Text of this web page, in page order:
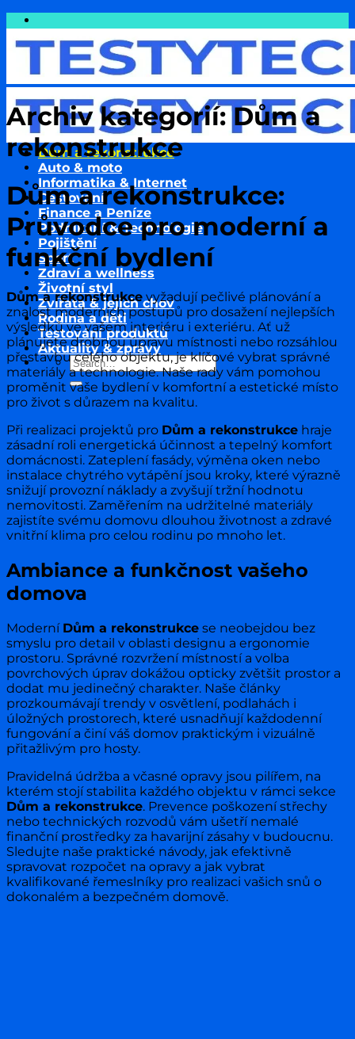
Přeskočit
obsah
Dům a rekonstrukce
Auto & moto
Informatika & Internet
Cestování
Finance a Peníze
Podnikání & Technologie
Pojištění
Sport
Zdraví a wellness
Životní styl
Zvířata & jejich chov
Rodina a děti
Testování produktů
Aktuality & zprávy
Archiv kategorií:Dům a
rekonstrukce
Dům a rekonstrukce:
Průvodce pro moderní a
funkční bydlení
Dům a rekonstrukcevyžadují pečlivé plánování a
znalost moderních postupů pro dosažení nejlepších
výsledků ve vašem interiéru i exteriéru. Ať už
plánujete drobnou úpravu místnosti nebo rozsáhlou
přestavbu celého objektu, je klíčové vybrat správné
materiály a technologie. Naše rady vám pomohou
proměnit vaše bydlení v komfortní a estetické místo
pro život s důrazem na kvalitu.
Při realizaci projektů pro Dům a rekonstrukce hraje
zásadní roli energetická účinnost a tepelný komfort
domácnosti. Zateplení fasády, výměna oken nebo
instalace chytrého vytápění jsou kroky, které výrazně
snižují provozní náklady a zvyšují tržní hodnotu
nemovitosti. Zaměřením na udržitelné materiály
zajistíte svému domovu dlouhou životnost a zdravé
vnitřní klima pro celou rodinu po mnoho let.
Ambiance a funkčnost vašeho
domova
Moderní Dům a rekonstrukce se neobejdou bez
smyslu pro detail v oblasti designu a ergonomie
prostoru. Správné rozvržení místností a volba
povrchových úprav dokážou opticky zvětšit prostor a
dodat mu jedinečný charakter. Naše články
prozkoumávají trendy v osvětlení, podlahách i
úložných prostorech, které usnadňují každodenní
fungování a činí váš domov praktickým i vizuálně
přitažlivým pro hosty.
Pravidelná údržba a včasné opravy jsou pilířem, na
kterém stojí stabilita každého objektu v rámci sekce
Dům a rekonstrukce. Prevence poškození střechy
nebo technických rozvodů vám ušetří nemalé
finanční prostředky za havarijní zásahy v budoucnu.
Sledujte naše praktické návody, jak efektivně
spravovat rozpočet na opravy a jak vybrat
kvalifikované řemeslníky pro realizaci vašich snů o
dokonalém a bezpečném domově.